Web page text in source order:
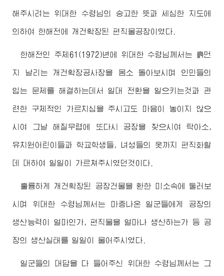
해주시려는 위대한 수령님 의 숭고한 뜻과 세심한 지도에
의하여 한해전에 개건확장된 편직물공장이였다.
한해전인 주체61(1972)년에 위대한 수령님께서는 흙먼
지 날리는 개건확장공사장을 몸소 돌아보시며 인민들의
입는 문제를 해결하는데서 일대 전환을 일으키는것과 관
련한 구체적인 가르치심을 주시고도 마음이 놓이지 않으
시여 그날 해질무렵에 또다시 공장을 찾으시여 탁아소,
유치원어린이들과 학교학생들, 녀성들의 옷까지 편직화할
데 대하여 일일이 가르쳐주시였던것이다.
훌륭하게 개건확장된 공장건물을 환한 미소속에 둘러보
시며 위대한 수령님께서는 마중나온 일군들에게 공장의
생산능력이 얼마인가, 편직물을 얼마나 생산하는가 등 공
장의 생산실태를 일일이 물어주시였다.
일군들의 대답을 다 들어주신 위대한 수령님께서는 그